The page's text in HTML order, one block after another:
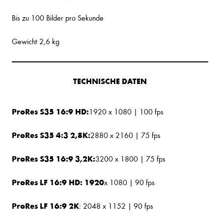
Bis zu 100 Bilder pro Sekunde
Gewicht 2,6 kg
TECHNISCHE DATEN
ProRes S35 16:9 HD:1920 x 1080 | 100 fps
ProRes S35 4:3 2,8K:2880 x 2160 | 75 fps
ProRes S35 16:9 3,2K:3200 x 1800 | 75 fps
ProRes LF 16:9 HD: 1920x 1080 | 90 fps
ProRes LF 16:9 2K: 2048 x 1152 | 90 fps